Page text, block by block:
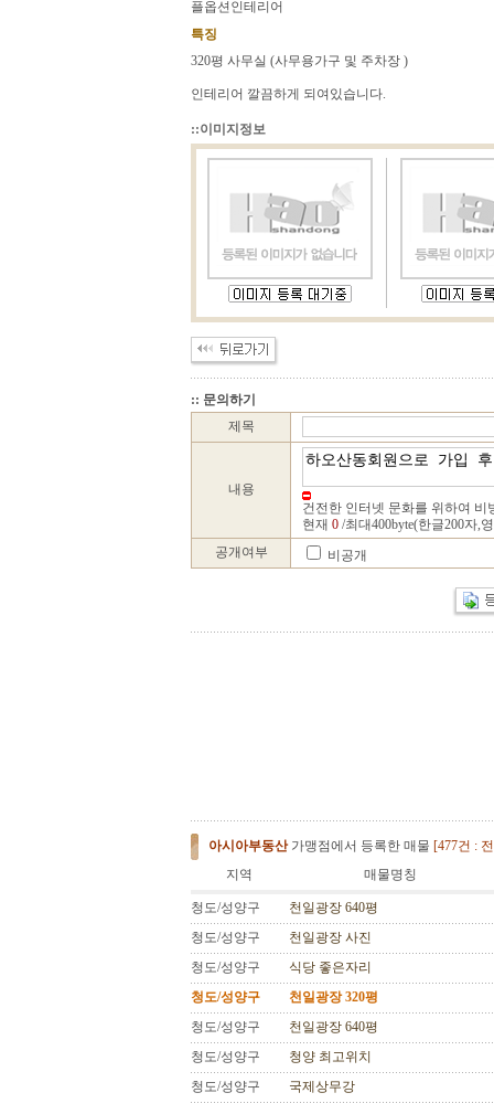
플옵션인테리어
특징
320평 사무실 (사무용가구 및 주차장 )
인테리어 깔끔하게 되여있습니다.
::이미지정보
:: 문의하기
제목
내용
건전한 인터넷 문화를 위하여
현재 0 /최대400byte(한글200자,
공개여부
비공개
아시아부동산가맹점에서 등록한 매물 [477건 :
지역
매물명칭
청도/성양구
천일광장 640평
청도/성양구
천일광장 사진
청도/성양구
식당 좋은자리
청도/성양구
천일광장 320평
청도/성양구
천일광장 640평
청도/성양구
청양 최고위치
청도/성양구
국제상무강